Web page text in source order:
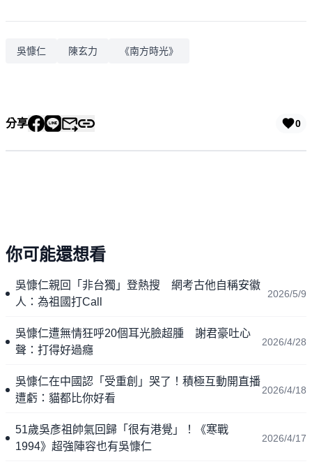
吳慷仁 陳玄力 《南方時光》
分享 0
你可能還想看
吳慷仁親回「非台獨」登熱搜 網考古他自稱安徽
人：為祖國打Call
2026/5/9
吳慷仁遭無情狂呼20個耳光臉超腫 謝君豪吐心
聲：打得好過癮
2026/4/28
吳慷仁在中國認「受重創」哭了！積極互動開直播
遭虧：貓都比你好看
2026/4/18
51歲吳彥祖帥氣回歸「很有港覺」！《寒戰
1994》超強陣容也有吳慷仁
2026/4/17